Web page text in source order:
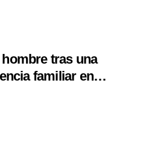
tras una
familiar en